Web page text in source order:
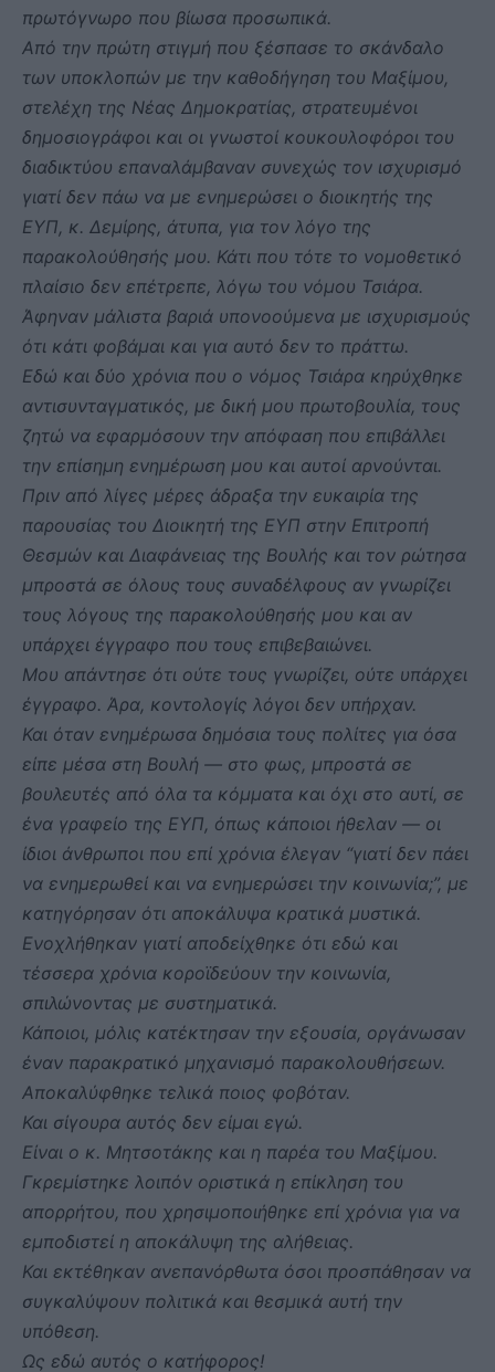
πρωτόγνωρο που βίωσα προσωπικά.
Από την πρώτη στιγμή που ξέσπασε το σκάνδαλο
των υποκλοπών με την καθοδήγηση του Μαξίμου,
στελέχη της Νέας Δημοκρατίας, στρατευμένοι
δημοσιογράφοι και οι γνωστοί κουκουλοφόροι του
διαδικτύου επαναλάμβαναν συνεχώς τον ισχυρισμό
γιατί δεν πάω να με ενημερώσει ο διοικητής της
ΕΥΠ, κ. Δεμίρης, άτυπα, για τον λόγο της
παρακολούθησής μου. Κάτι που τότε το νομοθετικό
πλαίσιο δεν επέτρεπε, λόγω του νόμου Τσιάρα.
Άφηναν μάλιστα βαριά υπονοούμενα με ισχυρισμούς
ότι κάτι φοβάμαι και για αυτό δεν το πράττω.
Εδώ και δύο χρόνια που ο νόμος Τσιάρα κηρύχθηκε
αντισυνταγματικός, με δική μου πρωτοβουλία, τους
ζητώ να εφαρμόσουν την απόφαση που επιβάλλει
την επίσημη ενημέρωση μου και αυτοί αρνούνται.
Πριν από λίγες μέρες άδραξα την ευκαιρία της
παρουσίας του Διοικητή της ΕΥΠ στην Επιτροπή
Θεσμών και Διαφάνειας της Βουλής και τον ρώτησα
μπροστά σε όλους τους συναδέλφους αν γνωρίζει
τους λόγους της παρακολούθησής μου και αν
υπάρχει έγγραφο που τους επιβεβαιώνει.
Μου απάντησε ότι ούτε τους γνωρίζει, ούτε υπάρχει
έγγραφο. Άρα, κοντολογίς λόγοι δεν υπήρχαν.
Και όταν ενημέρωσα δημόσια τους πολίτες για όσα
είπε μέσα στη Βουλή — στο φως, μπροστά σε
βουλευτές από όλα τα κόμματα και όχι στο αυτί, σε
ένα γραφείο της ΕΥΠ, όπως κάποιοι ήθελαν — οι
ίδιοι άνθρωποι που επί χρόνια έλεγαν “γιατί δεν πάει
να ενημερωθεί και να ενημερώσει την κοινωνία;”, με
κατηγόρησαν ότι αποκάλυψα κρατικά μυστικά.
Ενοχλήθηκαν γιατί αποδείχθηκε ότι εδώ και
τέσσερα χρόνια κοροϊδεύουν την κοινωνία,
σπιλώνοντας με συστηματικά.
Κάποιοι, μόλις κατέκτησαν την εξουσία, οργάνωσαν
έναν παρακρατικό μηχανισμό παρακολουθήσεων.
Αποκαλύφθηκε τελικά ποιος φοβόταν.
Και σίγουρα αυτός δεν είμαι εγώ.
Είναι ο κ. Μητσοτάκης και η παρέα του Μαξίμου.
Γκρεμίστηκε λοιπόν οριστικά η επίκληση του
απορρήτου, που χρησιμοποιήθηκε επί χρόνια για να
εμποδιστεί η αποκάλυψη της αλήθειας.
Και εκτέθηκαν ανεπανόρθωτα όσοι προσπάθησαν να
συγκαλύψουν πολιτικά και θεσμικά αυτή την
υπόθεση.
Ως εδώ αυτός ο κατήφορος!